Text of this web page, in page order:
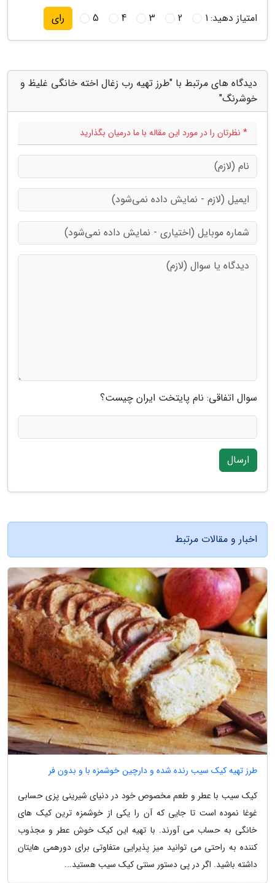
امتیاز دهید:1
2
3
4
5 رای
دیدگاه های مرتبط با "طرز تهیه رب زغال اخته خانگی غلیظ و
خوشرنگ"
* نظرتان را در مورد این مقاله با ما درمیان بگذارید
سوال اتفاقی: نام پایتخت ایران چیست؟
ارسال
اخبار و مقالات مرتبط
طرز تهیه کیک سیب رنده شده و دارچین خوشمزه با و بدون فر
کیک سیب با عطر و طعم مخصوص خود در دنیای شیرینی پزی حسابی
غوغا نموده است تا جایی که آن را یکی از خوشمزه ترین کیک های
خانگی به حساب می آورند. با تهیه این کیک خوش عطر و مجذوب
کننده به راحتی می توانید میز پذیرایی متفاوتی برای دورهمی هایتان
داشته باشید. اگر در پی دستور سنتی کیک سیب هستید...